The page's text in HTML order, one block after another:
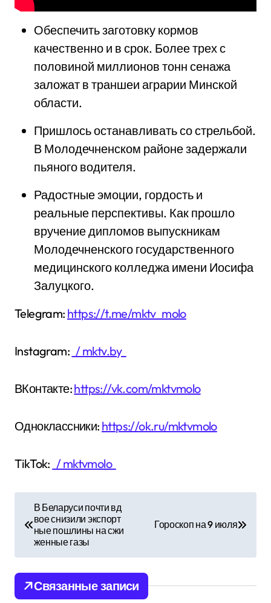
Обеспечить заготовку кормов
качественно и в срок. Более трех с
половиной миллионов тонн сенажа
заложат в траншеи аграрии Минской
области.
Пришлось останавливать со стрельбой.
В Молодечненском районе задержали
пьяного водителя.
Радостные эмоции, гордость и
реальные перспективы. Как прошло
вручение дипломов выпускникам
Молодечненского государственного
медицинского колледжа имени Иосифа
Залуцкого.
Telegram: https://t.me/mktv_molo
Instagram: / mktv.by
ВКонтакте:https://vk.com/mktvmolo
Одноклассники: https://ok.ru/mktvmolo
TikTok: / mktvmolo
в
и
В Беларуси почти вд
вое снизили экспорт
ные пошлины на сжи
женные газы
Гороскоп на 9 июля
Связанные записи